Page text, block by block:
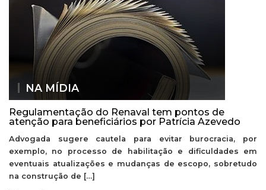
NA MÍDIA
Regulamentação do Renaval tem pontos de
atenção para beneficiários por Patrícia Azevedo
Advogada sugere cautela para evitar burocracia, por
exemplo, no processo de habilitação e dificuldades em
eventuais atualizações e mudanças de escopo, sobretudo
na construção de […]